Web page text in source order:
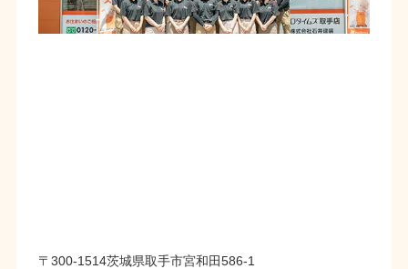
〒300-1514茨城県取手市宮和田586-1